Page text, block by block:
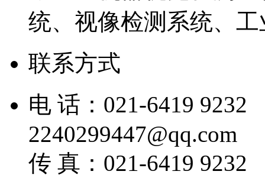
统、视像检测系统、
联系方式
电 话：021-6419
2240299447@qq.com
传 真：021-6419